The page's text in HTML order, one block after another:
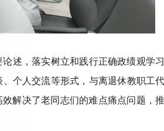
述，落实树立和践行正确政绩观学习
个人交流等形式，与离退休教职工代
解决了老同志们的难点痛点问题，推